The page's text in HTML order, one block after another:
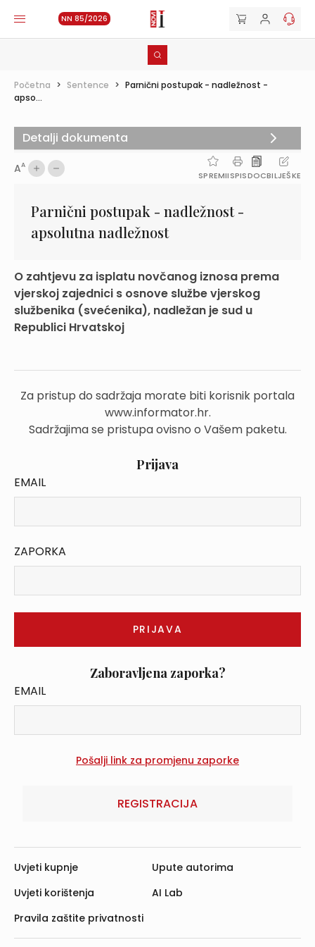
NN 85/2026
Početna > Sentence > Parnični postupak - nadležnost -
apso...
AA
SPREMIISPISDOCBILJEŠKE
Parnični postupak - nadležnost -
apsolutna nadležnost
O zahtjevu za isplatu novčanog iznosa prema
vjerskoj zajednici s osnove službe vjerskog
službenika (svećenika), nadležan je sud u
Republici Hrvatskoj
Za pristup do sadržaja morate biti korisnik portala
www.informator.hr.
Sadržajima se pristupa ovisno o Vašem paketu.
Prijava
EMAIL
ZAPORKA
Zaboravljena zaporka?
EMAIL
REGISTRACIJA
Detalji dokumenta
Uvjeti kupnje
Uvjeti korištenja
Pravila zaštite privatnosti
Upute autorima
AI Lab